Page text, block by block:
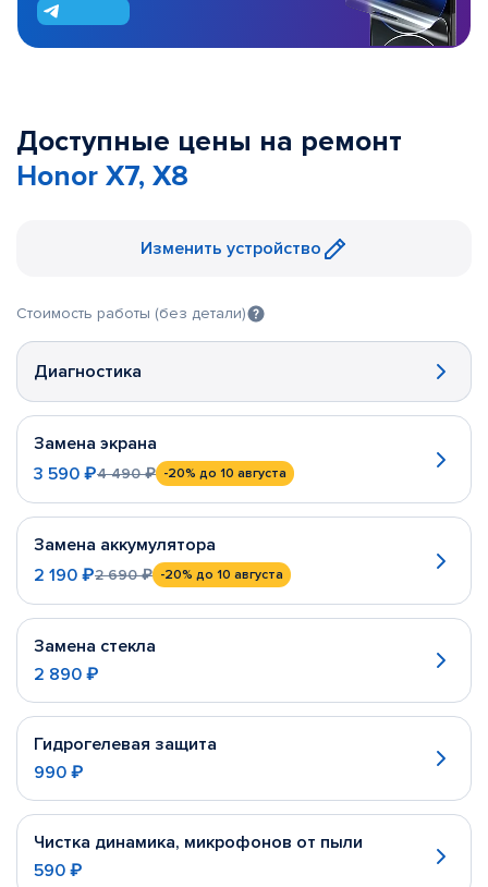
Доступные цены на ремонт
Honor X7, X8
Изменить устройство
Стоимость работы (без детали)
Диагностика
Замена экрана
3 590 ₽4 490 ₽ -20% до 10 августа
Замена аккумулятора
2 190 ₽2 690 ₽ -20% до 10 августа
Замена стекла
2 890 ₽
Гидрогелевая защита
990 ₽
Чистка динамика, микрофонов от пыли
590 ₽